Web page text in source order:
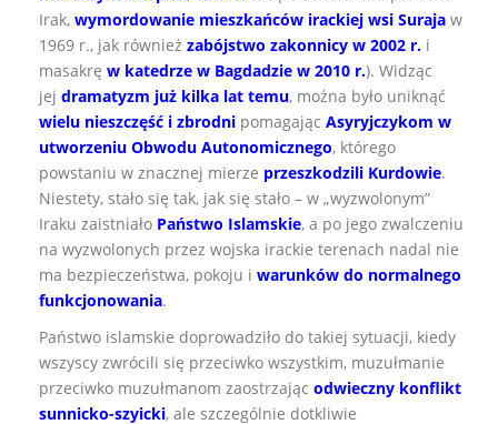
Irak, wymordowanie mieszkańców irackiej wsi Suraja w
1969 r., jak również zabójstwo zakonnicy w 2002 r. i
masakrę w katedrze w Bagdadzie w 2010 r.). Widząc
jej dramatyzm już kilka lat temu, można było uniknąć
wielu nieszczęść i zbrodni pomagając Asyryjczykom w
utworzeniu Obwodu Autonomicznego, którego
powstaniu w znacznej mierze przeszkodzili Kurdowie.
Niestety, stało się tak, jak się stało – w „wyzwolonym”
Iraku zaistniało Państwo Islamskie, a po jego zwalczeniu
na wyzwolonych przez wojska irackie terenach nadal nie
ma bezpieczeństwa, pokoju i warunków do normalnego
funkcjonowania.
Państwo islamskie doprowadziło do takiej sytuacji, kiedy
wszyscy zwrócili się przeciwko wszystkim, muzułmanie
przeciwko muzułmanom zaostrzając odwieczny konflikt
sunnicko-szyicki, ale szczególnie dotkliwie